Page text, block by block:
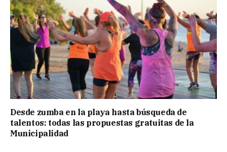
Desde zumba en la playa hasta búsqueda de
talentos: todas las propuestas gratuitas de la
Municipalidad